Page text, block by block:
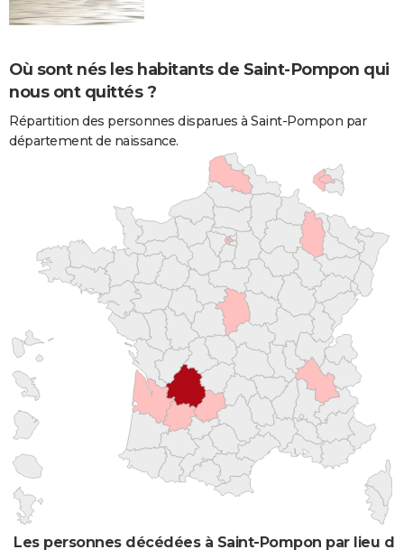
Où sont nés les habitants de Saint-Pompon qui
nous ont quittés ?
Répartition des personnes disparues à Saint-Pompon par
département de naissance.
Les personnes décédées à Saint-Pompon par lieu